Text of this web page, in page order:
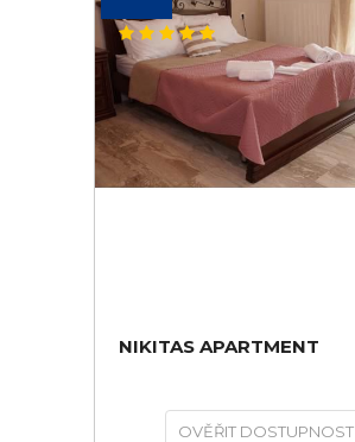
NIKITAS APARTMENT
OVĚŘIT DOSTUPNOST